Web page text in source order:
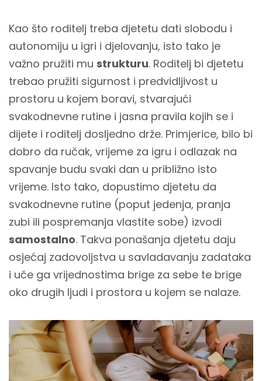
Kao što roditelj treba djetetu dati slobodu i
autonomiju u igri i djelovanju, isto tako je
važno pružiti mu strukturu. Roditelj bi djetetu
trebao pružiti sigurnost i predvidljivost u
prostoru u kojem boravi, stvarajući
svakodnevne rutine i jasna pravila kojih se i
dijete i roditelj dosljedno drže. Primjerice, bilo bi
dobro da ručak, vrijeme za igru i odlazak na
spavanje budu svaki dan u približno isto
vrijeme. Isto tako, dopustimo djetetu da
svakodnevne rutine (poput jedenja, pranja
zubi ili pospremanja vlastite sobe) izvodi
samostalno. Takva ponašanja djetetu daju
osjećaj zadovoljstva u savladavanju zadataka
i uče ga vrijednostima brige za sebe te brige
oko drugih ljudi i prostora u kojem se nalaze.